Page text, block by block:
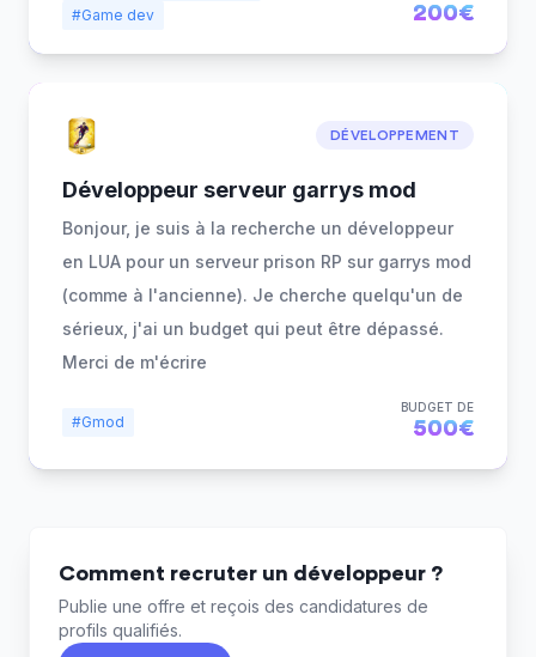
#Game dev
200€
DÉVELOPPEMENT
Développeur serveur garrys mod
Bonjour, je suis à la recherche un développeur
en LUA pour un serveur prison RP sur garrys mod
(comme à l'ancienne). Je cherche quelqu'un de
sérieux, j'ai un budget qui peut être dépassé.
Merci de m'écrire
#Gmod
BUDGET DE
500€
Comment recruter un développeur ?
Publie une offre et reçois des candidatures de
profils qualifiés.